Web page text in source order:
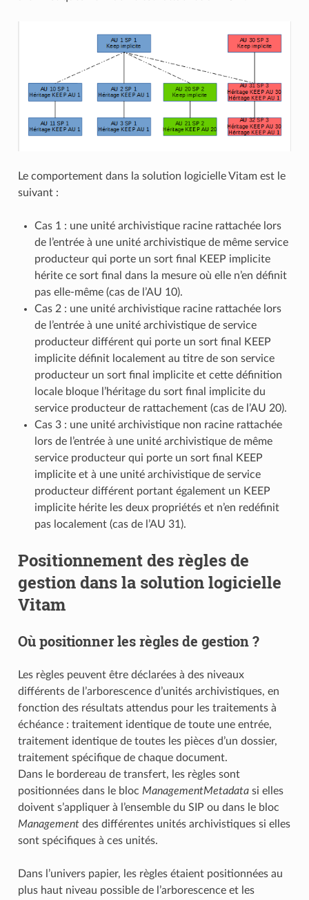
Le comportement dans la solution logicielle Vitam est le
suivant :
Cas 1 : une unité archivistique racine rattachée lors
de l’entrée à une unité archivistique de même service
producteur qui porte un sort final KEEP implicite
hérite ce sort final dans la mesure où elle n’en définit
pas elle-même (cas de l’AU 10).
Cas 2 : une unité archivistique racine rattachée lors
de l’entrée à une unité archivistique de service
producteur différent qui porte un sort final KEEP
implicite définit localement au titre de son service
producteur un sort final implicite et cette définition
locale bloque l’héritage du sort final implicite du
service producteur de rattachement (cas de l’AU 20).
Cas 3 : une unité archivistique non racine rattachée
lors de l’entrée à une unité archivistique de même
service producteur qui porte un sort final KEEP
implicite et à une unité archivistique de service
producteur différent portant également un KEEP
implicite hérite les deux propriétés et n’en redéfinit
pas localement (cas de l’AU 31).
Positionnement des règles de
gestion dans la solution logicielle
Vitam
Où positionner les règles de gestion ?
Les règles peuvent être déclarées à des niveaux
différents de l’arborescence d’unités archivistiques, en
fonction des résultats attendus pour les traitements à
échéance : traitement identique de toute une entrée,
traitement identique de toutes les pièces d’un dossier,
traitement spécifique de chaque document.
Dans le bordereau de transfert, les règles sont
positionnées dans le bloc ManagementMetadatasi elles
doivent s’appliquer à l’ensemble du SIP ou dans le bloc
Managementdes différentes unités archivistiques si elles
sont spécifiques à ces unités.
Dans l’univers papier, les règles étaient positionnées au
plus haut niveau possible de l’arborescence et les